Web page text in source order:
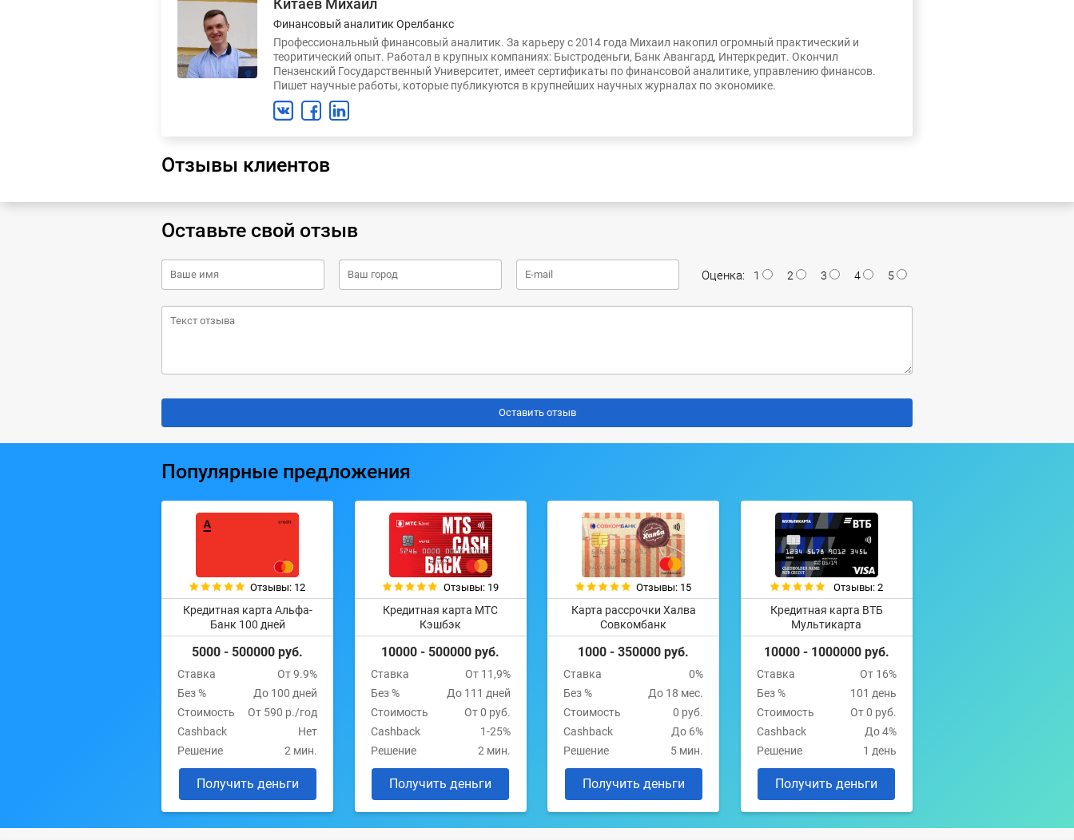
Китаев Михаил
Финансовый аналитик Орелбанкс
Профессиональный финансовый аналитик. За карьеру с 2014 года Михаил накопил огромный практический и
теоритический опыт. Работал в крупных компаниях: Быстроденьги, Банк Авангард, Интеркредит. Окончил
Пензенский Государственный Университет, имеет сертификаты по финансовой аналитике, управлению финансов.
Пишет научные работы, которые публикуются в крупнейших научных журналах по экономике.
Отзывы клиентов
Оставьте свой отзыв
Оценка: 1 2 3 4 5
Популярные предложения
Отзывы: 12
Кредитная карта Альфа-
Банк 100 дней
5000 - 500000 руб.
Ставка
От 9.9%
Без %
До 100 дней
Стоимость
От 590 р./год
Cashback
Нет
Решение
2 мин.
Получить деньги
Отзывы: 19
Кредитная карта МТС
Кэшбэк
10000 - 500000 руб.
Ставка
От 11,9%
Без %
До 111 дней
Стоимость
От 0 руб.
Cashback
1-25%
Решение
2 мин.
Получить деньги
Отзывы: 15
Карта рассрочки Халва
Совкомбанк
1000 - 350000 руб.
Ставка
0%
Без %
До 18 мес.
Стоимость
0 руб.
Cashback
До 6%
Решение
5 мин.
Получить деньги
Отзывы: 2
Кредитная карта ВТБ
Мультикарта
10000 - 1000000 руб.
Ставка
От 16%
Без %
101 день
Стоимость
От 0 руб.
Cashback
До 4%
Решение
1 день
Получить деньги